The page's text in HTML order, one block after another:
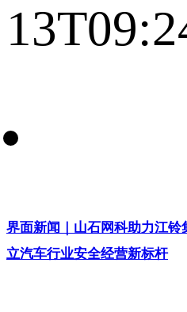
界面新闻｜山石网科助力江
立汽车行业安全经营新标杆